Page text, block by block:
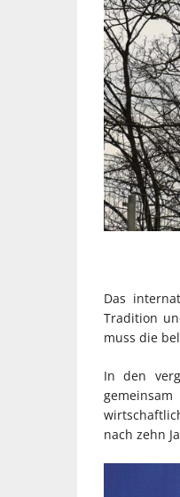
Das
Tradition
muss die
In den
nach zehn